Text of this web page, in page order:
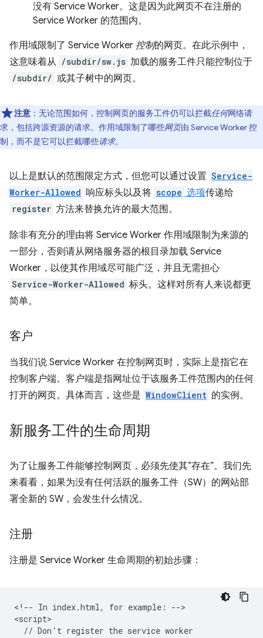
没有 Service Worker。这是因为此网页不在注册的
Service Worker 的范围内。
作用域限制了 Service Worker 控制的网页。在此示例中，
这意味着从 /subdir/sw.js 加载的服务工件只能控制位于
/subdir/ 或其子树中的网页。
注意 ：无论范围如何，控制网页的服务工件仍可以拦截任何网络请
求，包括跨源资源的请求。作用域限制了哪些网页由 Service Worker 控
制，而不是它可以拦截哪些请求。
以上是默认的范围限定方式，但您可以通过设置 Service-
Worker-Allowed 响应标头以及将 scope 选项传递给
register 方法来替换允许的最大范围。
除非有充分的理由将 Service Worker 作用域限制为来源的
一部分，否则请从网络服务器的根目录加载 Service
Worker，以使其作用域尽可能广泛，并且无需担心
Service-Worker-Allowed 标头。这样对所有人来说都更
简单。
客户
当我们说 Service Worker 在控制网页时，实际上是指它在
控制客户端。客户端是指网址位于该服务工件范围内的任何
打开的网页。具体而言，这些是 WindowClient 的实例。
新服务工件的生命周期
为了让服务工件能够控制网页，必须先使其“存在”。我们先
来看看，如果为没有任何活跃的服务工件（SW）的网站部
署全新的 SW，会发生什么情况。
注册
注册是 Service Worker 生命周期的初始步骤：
<!-- In index.html, for example: -->
<script>
  // Don't register the service worker